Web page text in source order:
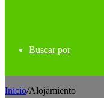
Buscar por
Inicio/Alojamiento